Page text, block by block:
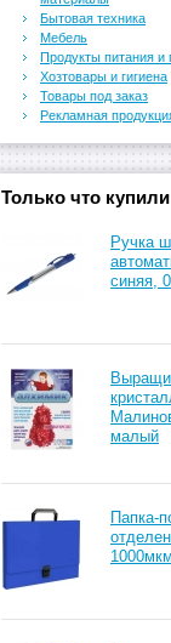
Бытовая техника
Мебель
Продукты питания и
Хозтовары и гигиена
Товары под заказ
Рекламная
Только что купили
Ручка
синяя,
малый
Папка-